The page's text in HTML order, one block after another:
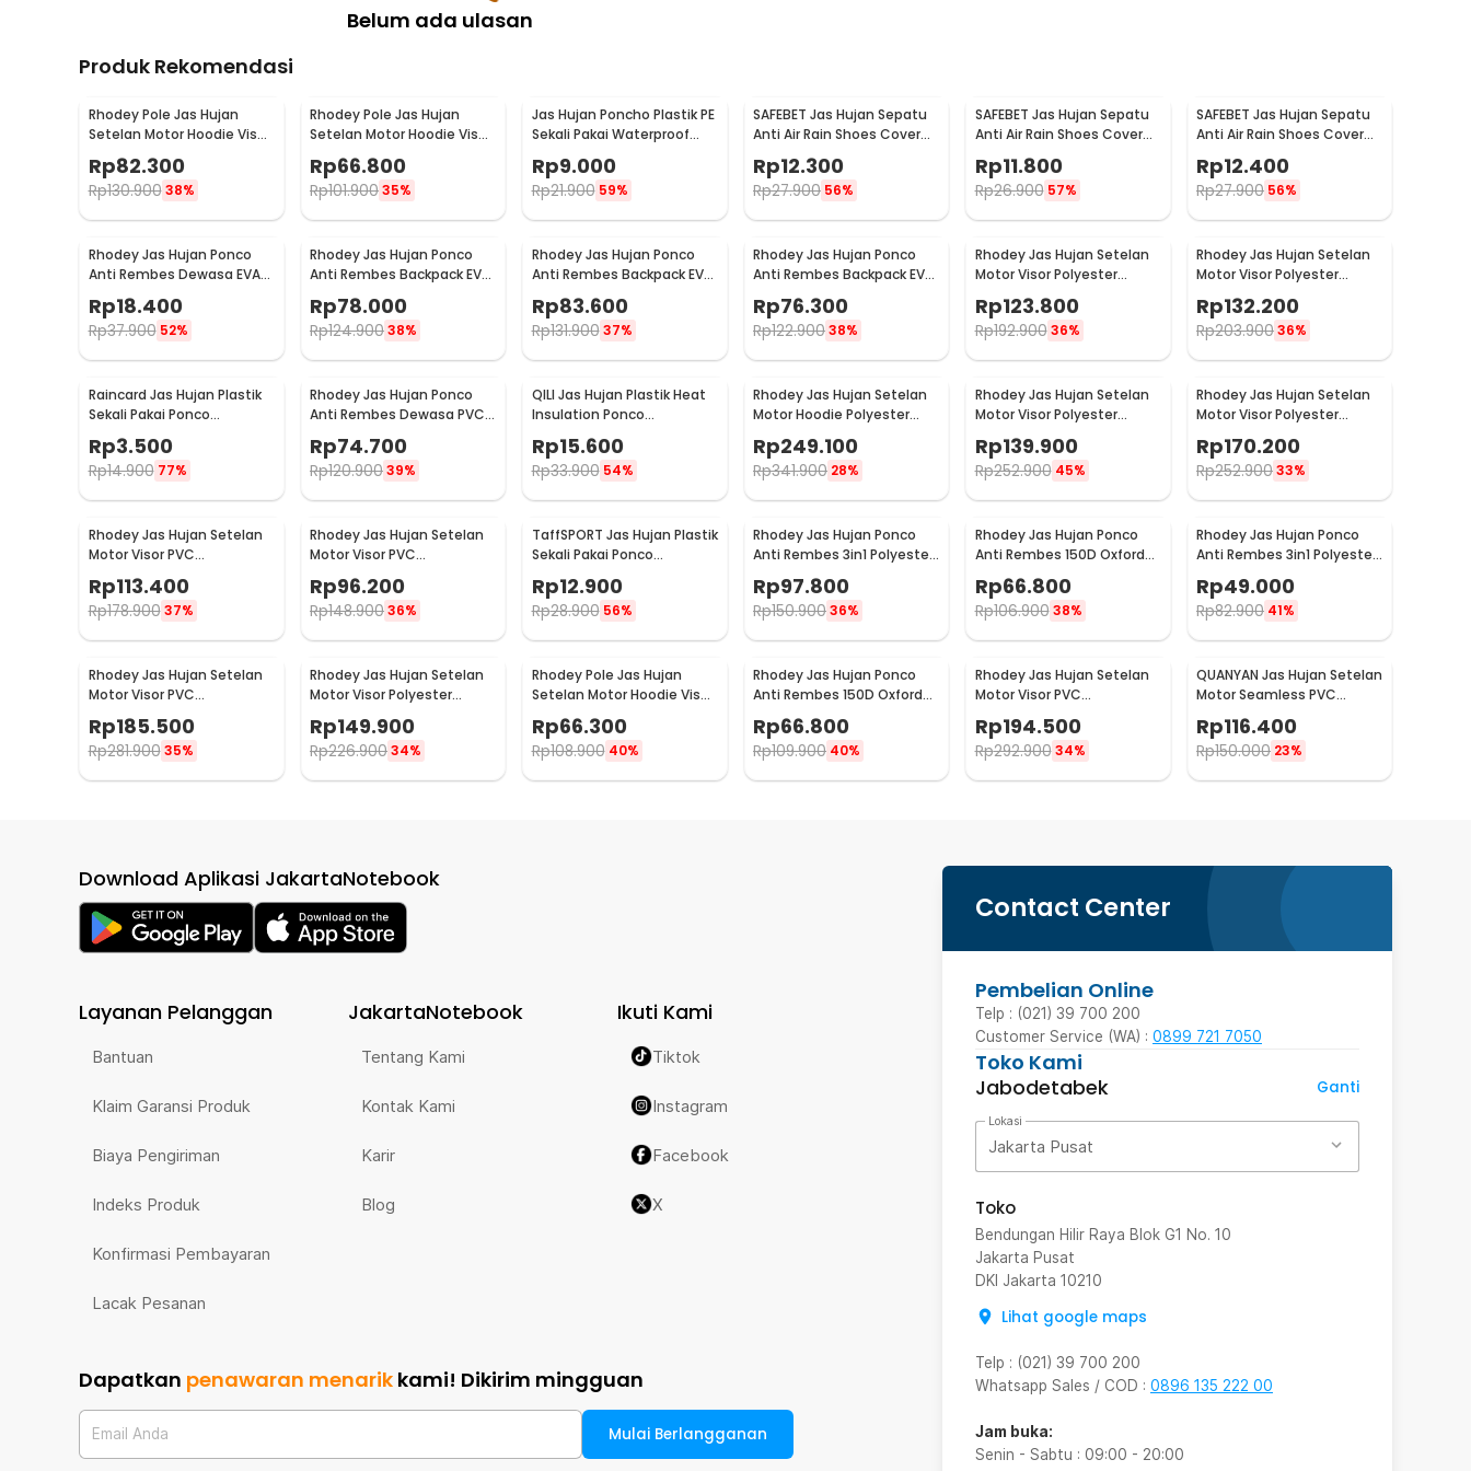
1 x Rhodey Jas Hujan Setelan Motor Visor Polyester Waterproof Raincoat - ZY-81
1 x Tas Penyimpanan
Belum ada ulasan
Produk Rekomendasi
Rhodey Pole Jas Hujan
Setelan Motor Hoodie Visor
Raincoat Waterproof XXXL
- ZY-10
Rp82.300
Rp130.900 38%
Rhodey Pole Jas Hujan
Setelan Motor Hoodie Visor
Raincoat Waterproof XXL -
ZY-10
Rp66.800
Rp101.90035%
Jas Hujan Poncho Plastik PE
Sekali Pakai Waterproof
Rp9.000
Rp21.900 59%
SAFEBET Jas Hujan Sepatu
Anti Air Rain Shoes Cover
PVC Non Slip Strap M 37-39
- H-101
Rp12.300
Rp27.900 56%
SAFEBET Jas Hujan Sepatu
Anti Air Rain Shoes Cover
PVC Non Slip Strap XL 42-43
- H-101
Rp11.800
Rp26.900 57%
SAFEBET Jas Hujan Sepatu
Anti Air Rain Shoes Cover
45 - H-101
Rp12.400
Rp27.900 56%
Rhodey Jas Hujan Ponco
Anti Rembes Dewasa EVA
Waterproof Raincoat - FY-
20
Rp18.400
Rp37.900 52%
Rhodey Jas Hujan Ponco
Anti Rembes Backpack EVA
Waterproof Raincoat XXL -
FY-30
Rp78.000
Rp124.90038%
Rhodey Jas Hujan Ponco
Anti Rembes Backpack EVA
Waterproof Raincoat XL -
FY-30
Rp83.600
Rp131.900 37%
Rhodey Jas Hujan Ponco
Anti Rembes Backpack EVA
Waterproof Raincoat L - FY-
30
Rp76.300
Rp122.90038%
Rhodey Jas Hujan Setelan
Motor Visor Polyester
Waterproof Raincoat XL -
ZY-75
Rp123.800
Rp192.900 36%
Rhodey Jas Hujan Setelan
Motor Visor Polyester
Waterproof Raincoat XXXL
- ZY-75
Rp132.200
Rp203.90036%
Raincard Jas Hujan Plastik
Sekali Pakai Ponco
Disposable Raincoat - FY-
04
Rp3.500
Rp14.900 77%
Rhodey Jas Hujan Ponco
Anti Rembes Dewasa PVC
50
Rp74.700
Rp120.90039%
QILI Jas Hujan Plastik Heat
Insulation Ponco
Disposable Raincoat - PY-
10
Rp15.600
Rp33.900 54%
Rhodey Jas Hujan Setelan
Motor Hoodie Polyester
ZY-15
Rp249.100
Rp341.900 28%
Rhodey Jas Hujan Setelan
Motor Visor Polyester
Waterproof Raincoat XL -
ZY-81
Rp139.900
Rp252.900 45%
Rhodey Jas Hujan Setelan
Motor Visor Polyester
ZY-81
Rp170.200
Rp252.90033%
Rhodey Jas Hujan Setelan
Motor Visor PVC
Waterproof Raincoat L -
ZY-74
Rp113.400
Rp178.900 37%
Rhodey Jas Hujan Setelan
Motor Visor PVC
Waterproof Raincoat M -
ZY-74
Rp96.200
Rp148.90036%
TaffSPORT Jas Hujan Plastik
Sekali Pakai Ponco
62
Rp12.900
Rp28.900 56%
Rhodey Jas Hujan Ponco
Anti Rembes 3in1 Polyester
Waterproof Raincoat - PY-
30
Rp97.800
Rp150.90036%
Rhodey Jas Hujan Ponco
Anti Rembes 150D Oxford
Waterproof Raincoat Size M
- PY-45
Rp66.800
Rp106.900 38%
Rhodey Jas Hujan Ponco
Anti Rembes 3in1 Polyester
31
Rp49.000
Rp82.900 41%
Rhodey Jas Hujan Setelan
Motor Visor PVC
Waterproof Raincoat L -
ZY-12
Rp185.500
Rp281.900 35%
Rhodey Jas Hujan Setelan
Motor Visor Polyester
ZY-85
Rp149.900
Rp226.90034%
Rhodey Pole Jas Hujan
Setelan Motor Hoodie Visor
Raincoat Waterproof XXXXL
- ZY-10
Rp66.300
Rp108.900 40%
Rhodey Jas Hujan Ponco
Anti Rembes 150D Oxford
Waterproof Raincoat Size S
- PY-45
Rp66.800
Rp109.900 40%
Rhodey Jas Hujan Setelan
Motor Visor PVC
ZY-12
Rp194.500
Rp292.900 34%
QUANYAN Jas Hujan Setelan
Motor Seamless PVC
Waterproof Raincoat XL -
ZY-20
Rp116.400
Rp150.000 23%
Contact Center
Pembelian Online
Telp : (021) 39 700 200
Customer Service (WA) : 0899 721 7050
Toko Kami
Jabodetabek
Ganti
Lokasi
Jakarta Pusat
Toko
Bendungan Hilir Raya Blok G1 No. 10
Jakarta Pusat
DKI Jakarta 10210
Lihat google maps
Telp : (021) 39 700 200
Whatsapp Sales / COD : 0896 135 222 00
Jam buka:
Senin - Sabtu : 09:00 - 20:00
Download Aplikasi JakartaNotebook
Layanan Pelanggan
Bantuan
Klaim Garansi Produk
Biaya Pengiriman
Indeks Produk
Konfirmasi Pembayaran
Lacak Pesanan
JakartaNotebook
Tentang Kami
Kontak Kami
Karir
Blog
Ikuti Kami
Tiktok
Instagram
Facebook
X
Dapatkan penawaran menarik kami! Dikirim mingguan
Email Anda Mulai Berlangganan